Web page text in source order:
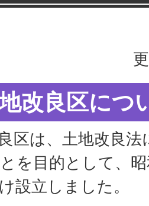
改良区につ
区は、土地改良
を目的として、
設立しました。